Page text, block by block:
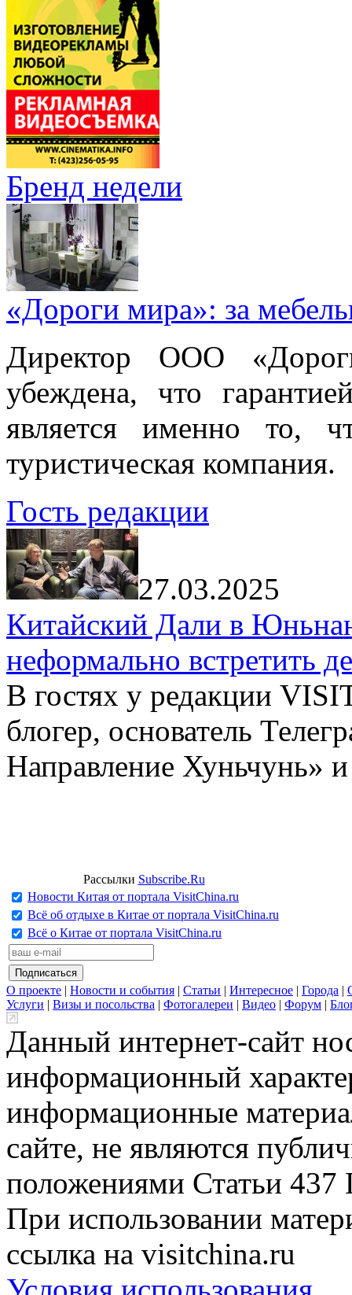
Бренд недели
«Дороги мира»: за
Директор ООО
убеждена, что
является именно то,
туристическая компания.
Гость редакции
27.03.2025
Китайский Дали в
неформально встретить
В гостях у редакции
блогер, основатель
Направление Хуньчунь»
Рассылки Subscribe.Ru
Новости Китая от портала VisitChina.ru
Всё об отдыхе в Китае от портала VisitChina.ru
Всё о Китае от портала VisitChina.ru
О проекте | Новости и события | Статьи | Интересное | Города |
Услуги | Визы и посольства | Фотогалереи | Видео | Форум |
Данный интернет-сайт
информационный
информационные
сайте, не являются
положениями Статьи 437
При использовании
ссылка на visitchina.ru